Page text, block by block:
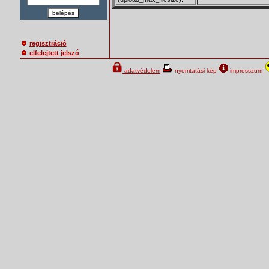
belépés
regisztráció
elfelejtett jelszó
adatvédelem nyomtatási kép impresszum